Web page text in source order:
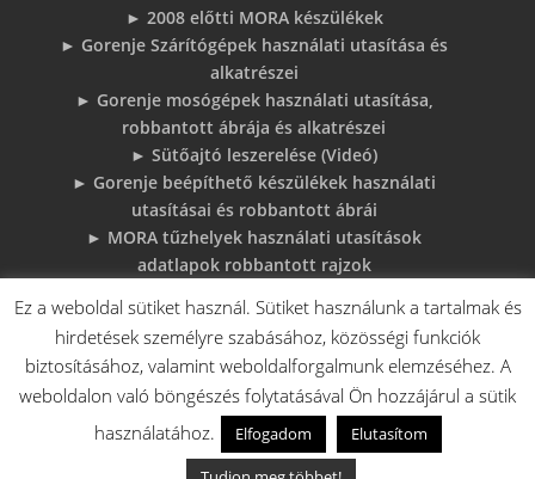
► 2008 előtti MORA készülékek
► Gorenje Szárítógépek használati utasítása és
alkatrészei
► Gorenje mosógépek használati utasítása,
robbantott ábrája és alkatrészei
► Sütőajtó leszerelése (Videó)
► Gorenje beépíthető készülékek használati
utasításai és robbantott ábrái
► MORA tűzhelyek használati utasítások
adatlapok robbantott rajzok
megoldások
► 6 gyakori sütő hiba, és megoldások
♦Gorenje Háztartásigépek adattábláiról:
Ez a weboldal sütiket használ. Sütiket használunk a tartalmak és
hirdetések személyre szabásához, közösségi funkciók
biztosításához, valamint weboldalforgalmunk elemzéséhez. A
weboldalon való böngészés folytatásával Ön hozzájárul a sütik
használatához.
Elfogadom
Elutasítom